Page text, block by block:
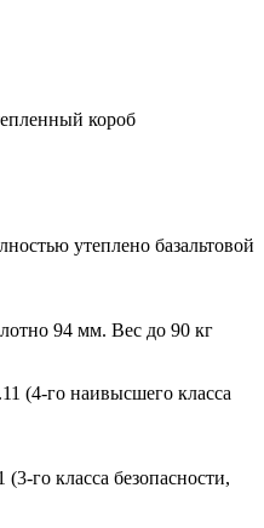
короб
утеплено базальтовой
94 мм. Вес до 90 кг
(4-го наивысшего класса
го класса безопасности,